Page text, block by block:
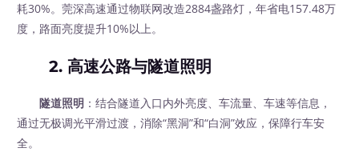
耗30%。莞深高速通过物联网改造2884盏路灯，年省电157.48万
度，路面亮度提升10%以上。
2. 高速公路与隧道照明
隧道照明 ：结合隧道入口内外亮度、车流量、车速等信息，
通过无极调光平滑过渡，消除“黑洞”和“白洞”效应，保障行车安
全。